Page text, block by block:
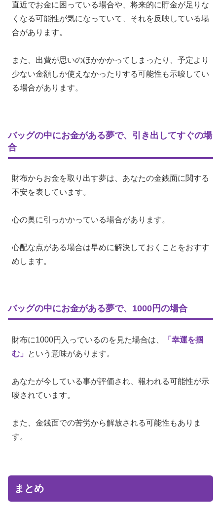
直近でお金に困っている場合や、将来的に貯金が足りな
くなる可能性が気になっていて、それを反映している場
合があります。
また、出費が思いのほかかかってしまったり、予定より
少ない金額しか使えなかったりする可能性も示唆してい
る場合があります。
バッグの中にお金がある夢で、引き出してすぐの場
合
財布からお金を取り出す夢は、あなたの金銭面に関する
不安を表しています。
心の奥に引っかかっている場合があります。
心配な点がある場合は早めに解決しておくことをおすす
めします。
バッグの中にお金がある夢で、1000円の場合
財布に1000円入っているのを見た場合は、
「幸運を掴
む」
という意味があります。
あなたが今している事が評価され、報われる可能性が示
唆されています。
また、金銭面での苦労から解放される可能性もありま
す。
まとめ